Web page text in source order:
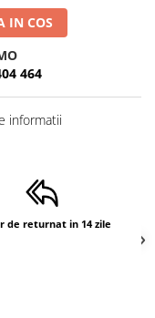
IN COS
464
informatii
de returnat in 14 zile